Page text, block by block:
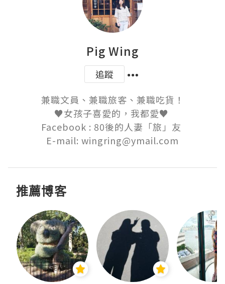
Pig Wing
追蹤
兼職文員、兼職旅客、兼職吃貨！
♥女孩子喜愛的，我都愛♥
Facebook : 80後的人妻「旅」友
E-mail: wingring@ymail.com
推薦博客